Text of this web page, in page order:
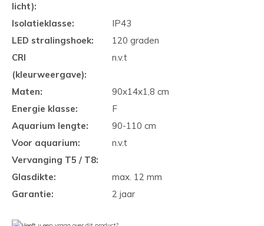
licht):
Isolatieklasse:
IP43
LED stralingshoek:
120 graden
CRI
(kleurweergave):
n.v.t
Maten:
90x14x1,8 cm
Energie klasse:
F
Aquarium lengte:
90-110 cm
Voor aquarium:
n.v.t
Vervanging T5 / T8:
Glasdikte:
max. 12 mm
Garantie:
2 jaar